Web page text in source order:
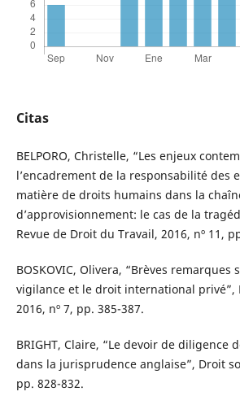
Citas
BELPORO, Christelle, “Les enjeux
l’encadrement de la responsabilité des
matière de droits humains dans la
d’approvisionnement: le cas de la
Revue de Droit du Travail, 2016, nº 11,
BOSKOVIC, Olivera, “Brèves remarques
vigilance et le droit international privé”,
2016, nº 7, pp. 385-387.
BRIGHT, Claire, “Le devoir de diligence
dans la jurisprudence anglaise”, Droit
pp. 828-832.